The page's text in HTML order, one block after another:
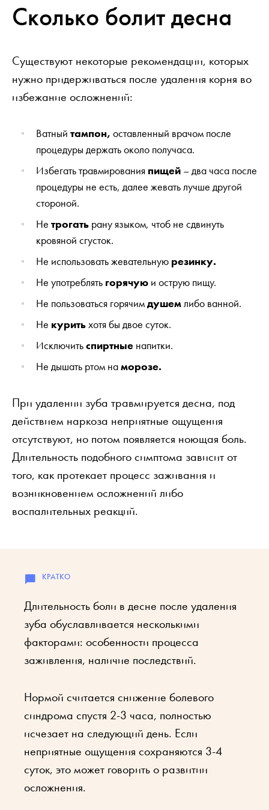
Сколько болит десна
Существуют некоторые рекомендации, которых
нужно придерживаться после удаления корня во
избежание осложнений:
Ватный тампон, оставленный врачом после
процедуры держать около получаса.
Избегать травмирования пищей – два часа после
процедуры не есть, далее жевать лучше другой
стороной.
Не трогать рану языком, чтоб не сдвинуть
кровяной сгусток.
Не использовать жевательную резинку.
Не употреблять горячую и острую пищу.
Не пользоваться горячимдушемлибо ванной.
Не куритьхотя бы двое суток.
Исключитьспиртные напитки.
Не дышать ртом наморозе.
При удалении зуба травмируется десна, под
действием наркоза неприятные ощущения
отсутствуют, но потом появляется ноющая боль.
Длительность подобного симптома зависит от
того, как протекает процесс заживания и
возникновением осложнений либо
воспалительных реакций.
Длительность боли в десне после удаления
зуба обуславливается несколькими
факторами: особенности процесса
заживления, наличие последствий.
Нормой считается снижение болевого
синдрома спустя 2-3 часа, полностью
исчезает на следующий день. Если
неприятные ощущения сохраняются 3-4
суток, это может говорить о развитии
осложнения.